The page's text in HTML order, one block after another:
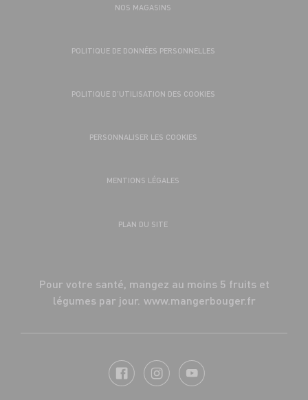
NOS MAGASINS
POLITIQUE DE DONNÉES PERSONNELLES
POLITIQUE D’UTILISATION DES COOKIES
PERSONNALISER LES COOKIES
MENTIONS LÉGALES
PLAN DU SITE
Pour votre santé, mangez au moins 5 fruits et
légumes par jour. www.mangerbouger.fr